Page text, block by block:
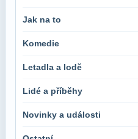
Jak na to
Komedie
Letadla a lodě
Lidé a příběhy
Novinky a události